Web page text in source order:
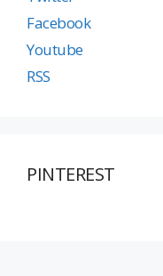
Facebook
Youtube
RSS
PINTEREST